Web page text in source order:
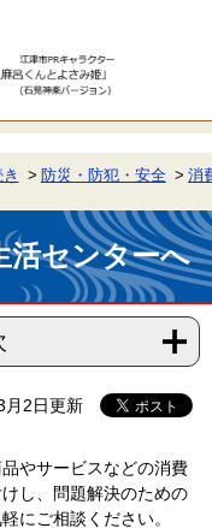
防災・防犯・安全 消
活センターへ
月2日更新
やサービスなどの消費
し、問題解決のための
にご相談ください。